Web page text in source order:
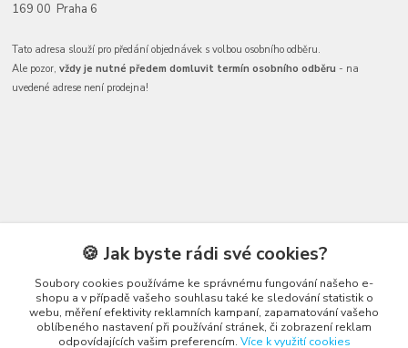
169 00 Praha 6
Tato adresa slouží pro předání objednávek s volbou osobního odběru.
Ale pozor,vždy je nutné předem domluvit termín osobního odběru - na
uvedené adrese není prodejna!
Kontakty
🍪 Jak byste rádi své cookies?
Soubory cookies používáme ke správnému fungování našeho e-
shopu a v případě vašeho souhlasu také ke sledování statistik o
webu, měření efektivity reklamních kampaní, zapamatování vašeho
oblíbeného nastavení při používání stránek, či zobrazení reklam
odpovídajících vašim preferencím. Více k využití cookies